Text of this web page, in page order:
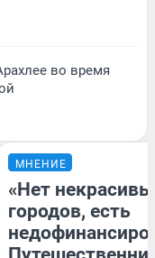
во время
МНЕНИЕ
«Нет
городов, есть